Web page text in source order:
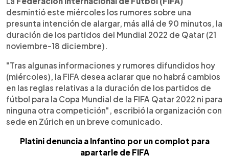
desmintió este miércoles los rumores sobre una
presunta intención de alargar, más allá de 90 minutos, la
duración de los partidos del Mundial 2022 de Qatar (21
noviembre-18 diciembre).
"Tras algunas informaciones y rumores difundidos hoy
(miércoles), la FIFA desea aclarar que no habrá cambios
en las reglas relativas a la duración de los partidos de
fútbol para la Copa Mundial de la FIFA Qatar 2022 ni para
ninguna otra competición", escribió la organización con
sede en Zúrich en un breve comunicado.
Platini denuncia a Infantino por un complot para
apartarle de FIFA